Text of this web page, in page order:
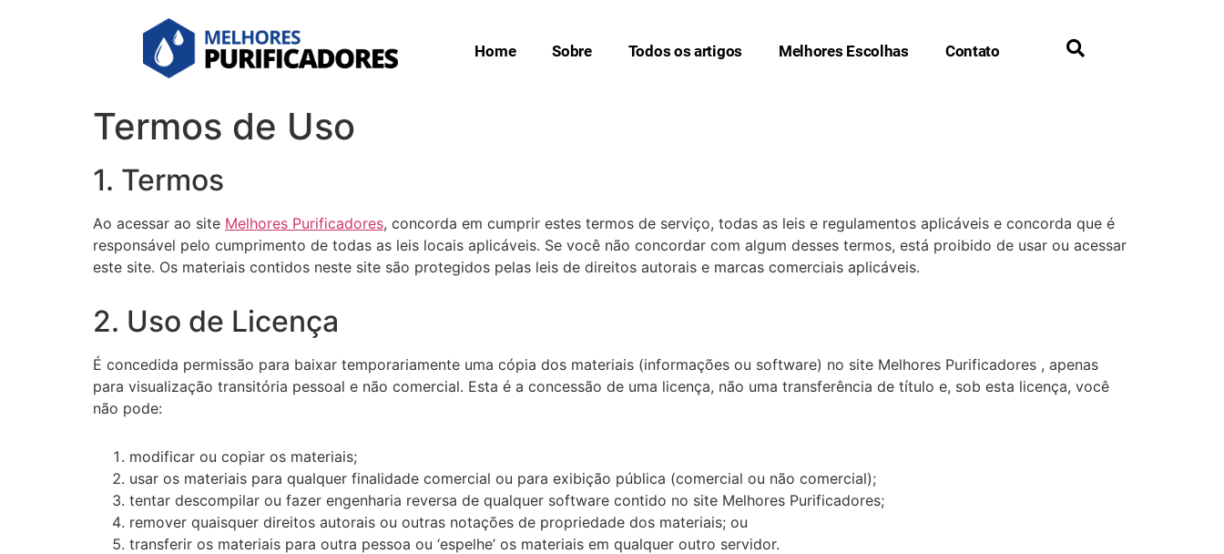
Home Sobre Todos os artigos Melhores Escolhas Contato
Termos de Uso
1. Termos
Ao acessar ao site Melhores Purificadores, concorda em cumprir estes termos de serviço, todas as leis e regulamentos aplicáveis ​​e concorda que é
responsável pelo cumprimento de todas as leis locais aplicáveis. Se você não concordar com algum desses termos, está proibido de usar ou acessar
este site. Os materiais contidos neste site são protegidos pelas leis de direitos autorais e marcas comerciais aplicáveis.
2. Uso de Licença
É concedida permissão para baixar temporariamente uma cópia dos materiais (informações ou software) no site Melhores Purificadores , apenas
para visualização transitória pessoal e não comercial. Esta é a concessão de uma licença, não uma transferência de título e, sob esta licença, você
não pode:
modificar ou copiar os materiais;
usar os materiais para qualquer finalidade comercial ou para exibição pública (comercial ou não comercial);
tentar descompilar ou fazer engenharia reversa de qualquer software contido no site Melhores Purificadores;
remover quaisquer direitos autorais ou outras notações de propriedade dos materiais; ou
transferir os materiais para outra pessoa ou ‘espelhe’ os materiais em qualquer outro servidor.